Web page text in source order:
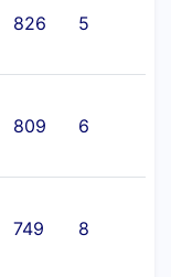
826 5
809 6
749 8